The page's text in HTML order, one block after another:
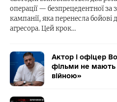
операції — безпрецедентної
кампанії, яка перенесла
агресора. Цей крок…
Актор і офіцер
фільми не мають
війною»